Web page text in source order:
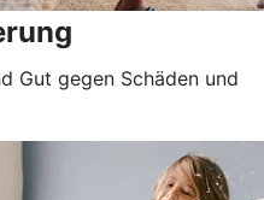
Gut gegen Schäden und